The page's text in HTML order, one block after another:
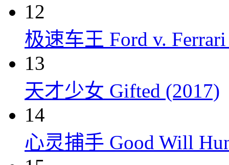
12
极速车王 Ford v.
13
天才少女 Gifted (2017)
14
心灵捕手 Good Will